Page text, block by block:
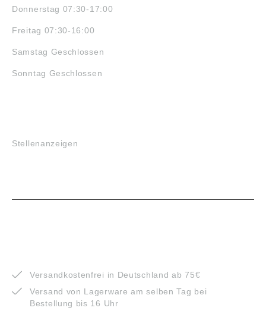
Donnerstag 07:30-17:00
Freitag 07:30-16:00
Samstag Geschlossen
Sonntag Geschlossen
Stellenanzeigen
Versandkostenfrei in Deutschland ab 75€
Versand von Lagerware am selben Tag bei
Bestellung bis 16 Uhr